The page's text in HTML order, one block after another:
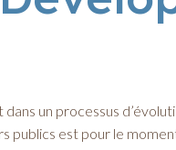
un processus
publics est pour le